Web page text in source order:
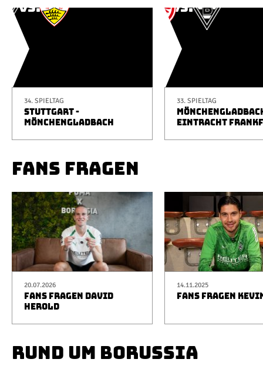
34. SPIELTAG
STUTTGART -
MÖNCHENGLADBACH
33. SPIELTAG
EINTRACHT
FANS FRAGEN
20.07.2026
FANS FRAGEN DAVID
HEROLD
14.11.2025
FANS FRAGEN
RUND UM BORUSSIA